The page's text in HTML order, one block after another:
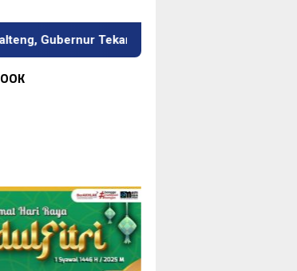
Kerja Keras dan Kolaborasi